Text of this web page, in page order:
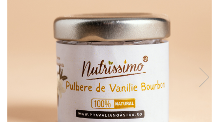
BĂUTURI / LAPTE VEGETAL
OREZ ȘI CEREALE
CREME ȘI PASTE TARTINABILE
CEAIURI GRECEȘTI
CIOCOLATĂ ȘI CACAO
HEALTHY SNACKS